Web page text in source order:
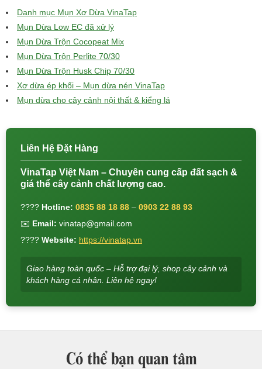
Danh mục Mụn Xơ Dừa VinaTap
Mụn Dừa Low EC đã xử lý
Mụn Dừa Trộn Cocopeat Mix
Mụn Dừa Trộn Perlite 70/30
Mụn Dừa Trộn Husk Chip 70/30
Xơ dừa ép khối – Mụn dừa nén VinaTap
Mụn dừa cho cây cảnh nội thất & kiểng lá
Liên Hệ Đặt Hàng
VinaTap Việt Nam – Chuyên cung cấp đất sạch &
giá thể cây cảnh chất lượng cao.
???? Hotline: 0835 88 18 88 – 0903 22 88 93
✉️ Email: vinatap@gmail.com
???? Website: https://vinatap.vn
Giao hàng toàn quốc – Hỗ trợ đại lý, shop cây cảnh và
khách hàng cá nhân. Liên hệ ngay!
Có thể bạn quan tâm